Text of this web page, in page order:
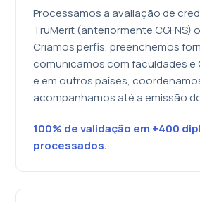
Processamos a avaliação de
TruMerit (anteriormente CGFNS)
Criamos perfis, preenchemos
comunicamos com faculdades e
e em outros países,
acompanhamos até a emissão
100% de validação em +400
processados.